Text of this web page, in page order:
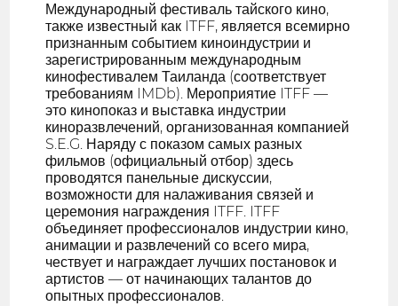
Международный фестиваль тайского кино,
также известный как ITFF, является всемирно
признанным событием киноиндустрии и
зарегистрированным международным
кинофестивалем Таиланда (соответствует
требованиям IMDb). Мероприятие ITFF —
это кинопоказ и выставка индустрии
киноразвлечений, организованная компанией
S.E.G. Наряду с показом самых разных
фильмов (официальный отбор) здесь
проводятся панельные дискуссии,
возможности для налаживания связей и
церемония награждения ITFF. ITFF
объединяет профессионалов индустрии кино,
анимации и развлечений со всего мира,
чествует и награждает лучших постановок и
артистов — от начинающих талантов до
опытных профессионалов.